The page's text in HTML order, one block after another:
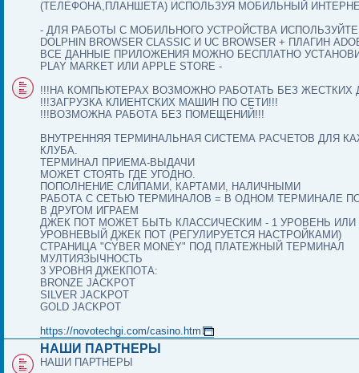
(ТЕЛЕФОНА,ПЛАНШЕТА) ИСПОЛЬЗУЯ МОБИЛЬНЫЙ
- ДЛЯ РАБОТЫ С МОБИЛЬНОГО УСТРОЙСТВА
DOLPHIN BROWSER CLASSIC И UC BROWSER + ПЛАГИН
ВСЕ ДАННЫЕ ПРИЛОЖЕНИЯ МОЖНО БЕСПЛАТНО
PLAY MARKET ИЛИ APPLE STORE -
!!!НА КОМПЬЮТЕРАХ ВОЗМОЖНО РАБОТАТЬ БЕЗ ЖЕСТКИХ
!!!ЗАГРУЗКА КЛИЕНТСКИХ МАШИН ПО СЕТИ!!!
!!!ВОЗМОЖНА РАБОТА БЕЗ ПОМЕЩЕНИЙ!!!
ВНУТРЕННЯЯ ТЕРМИНАЛЬНАЯ СИСТЕМА РАСЧЕТОВ ДЛЯ
КЛУБА.
ТЕРМИНАЛ ПРИЕМА-ВЫДАЧИ
МОЖЕТ СТОЯТЬ ГДЕ УГОДНО.
ПОПОЛНЕНИЕ СЛИПАМИ, КАРТАМИ, НАЛИЧНЫМИ
РАБОТА С СЕТЬЮ ТЕРМИНАЛОВ = В ОДНОМ ТЕРМИНАЛЕ
В ДРУГОМ ИГРАЕМ
ДЖЕК ПОТ МОЖЕТ БЫТЬ КЛАССИЧЕСКИМ - 1 УРОВЕНЬ ИЛИ
УРОВНЕВЫЙ ДЖЕК ПОТ (РЕГУЛИРУЕТСЯ НАСТРОЙКАМИ)
СТРАНИЦА "CYBER MONEY" ПОД ПЛАТЕЖНЫЙ ТЕРМИНАЛ
МУЛТИЯЗЫЧНОСТЬ
3 УРОВНЯ ДЖЕКПОТА:
BRONZE JACKPOT
SILVER JACKPOT
GOLD JACKPOT
https://novotechgi.com/casino.htm
НАШИ ПАРТНЕРЫ
НАШИ ПАРТНЕРЫ